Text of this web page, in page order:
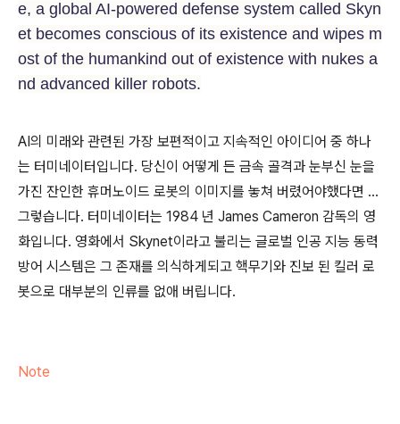
e, a global AI-powered defense system called Skyn
et becomes conscious of its existence and wipes m
ost of the humankind out of existence with nukes a
nd advanced killer robots.
AI의 미래와 관련된 가장 보편적이고 지속적인 아이디어 중 하나
는 터미네이터입니다. 당신이 어떻게 든 금속 골격과 눈부신 눈을
가진 잔인한 휴머노이드 로봇의 이미지를 놓쳐 버렸어야했다면 ...
그렇습니다. 터미네이터는 1984 년 James Cameron 감독의 영
화입니다. 영화에서 Skynet이라고 불리는 글로벌 인공 지능 동력
방어 시스템은 그 존재를 의식하게되고 핵무기와 진보 된 킬러 로
봇으로 대부분의 인류를 없애 버립니다.
Note